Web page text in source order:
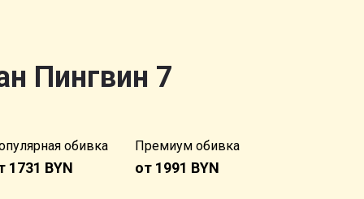
Пингвин 7
обивка
1731 BYN
Премиум обивка
от 1991 BYN